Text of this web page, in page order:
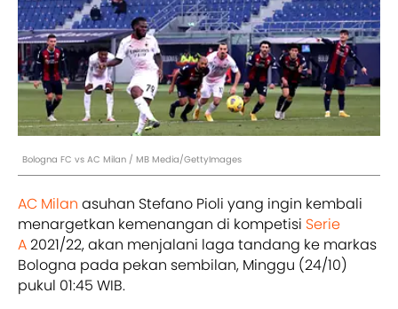
Bologna FC vs AC Milan / MB Media/GettyImages
AC Milan asuhan Stefano Pioli yang ingin kembali
menargetkan kemenangan di kompetisi Serie
A2021/22, akan menjalani laga tandang ke markas
Bologna pada pekan sembilan, Minggu (24/10)
pukul 01:45 WIB.